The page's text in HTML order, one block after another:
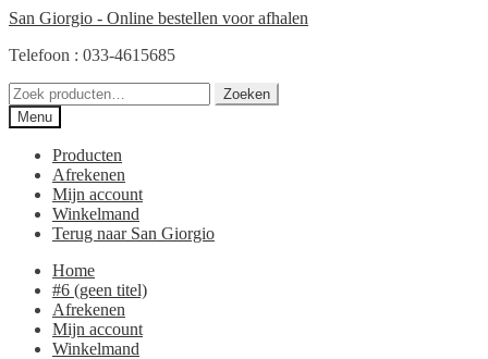
Ga
naar
Ga
naar
inhoud
San Giorgio - Online bestellen voor afhalen
Telefoon : 033-4615685
Zoeken
naar:
Zoeken
Menu
Producten
Afrekenen
Mijn account
Winkelmand
Terug naar San Giorgio
Home
#6 (geen titel)
Afrekenen
Mijn account
Winkelmand